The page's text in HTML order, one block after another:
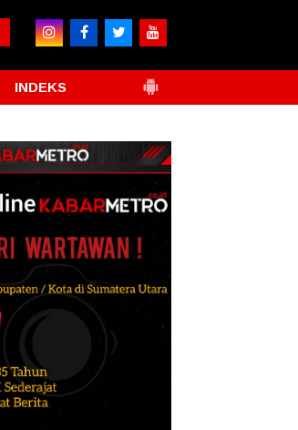
INDEKS